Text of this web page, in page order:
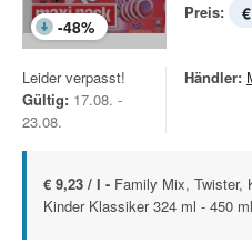
-48%
Preis:
Leider verpasst!
Gültig: 17.08. -
23.08.
Händler:
€ 9,23 / l - Family Mix, Twister,
Kinder Klassiker 324 ml - 450 ml